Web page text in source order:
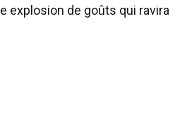
explosion de goûts qui ravira